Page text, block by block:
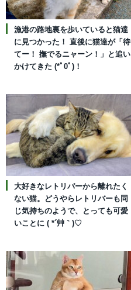
漁港の路地裏を歩いていると猫達
に見つかった！ 直後に猫達が「待
てー！ 撫でるニャーン！」と追い
かけてきた (*ﾟ0ﾟ)！
大好きなレトリバーから離れたく
ない猫。どうやらレトリバーも同
じ気持ちのようで、とっても可愛
いことに ( *´艸｀)♡